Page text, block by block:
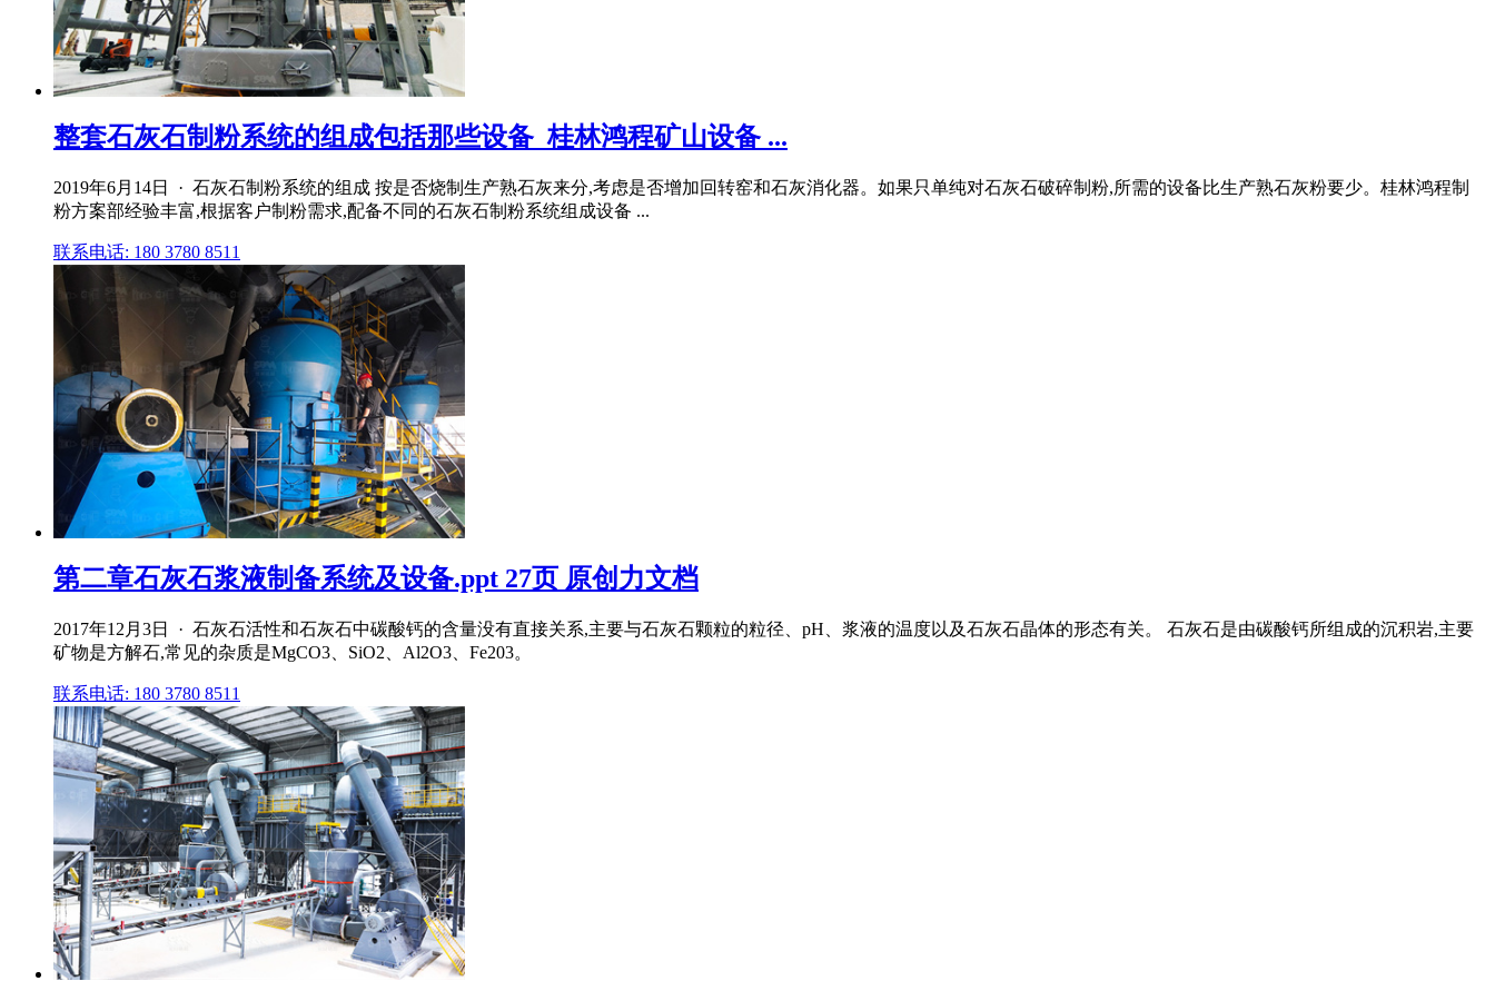
整套石灰石制粉系统的组成包括那些设备_桂林鸿程矿山设备 ...
2019年6月14日 · 石灰石制粉系统的组成 按是否烧制生产熟石灰来分,考虑是否增加回转窑和石灰消化器。如果只单纯对石灰石破碎制粉,所需的设备比生产熟石灰粉要少。桂林鸿程制
粉方案部经验丰富,根据客户制粉需求,配备不同的石灰石制粉系统组成设备 ...
联系电话: 180 3780 8511
第二章石灰石浆液制备系统及设备.ppt 27页 原创力文档
2017年12月3日 · 石灰石活性和石灰石中碳酸钙的含量没有直接关系,主要与石灰石颗粒的粒径、pH、浆液的温度以及石灰石晶体的形态有关。 石灰石是由碳酸钙所组成的沉积岩,主要
矿物是方解石,常见的杂质是MgCO3、SiO2、Al2O3、Fe203。
联系电话: 180 3780 8511